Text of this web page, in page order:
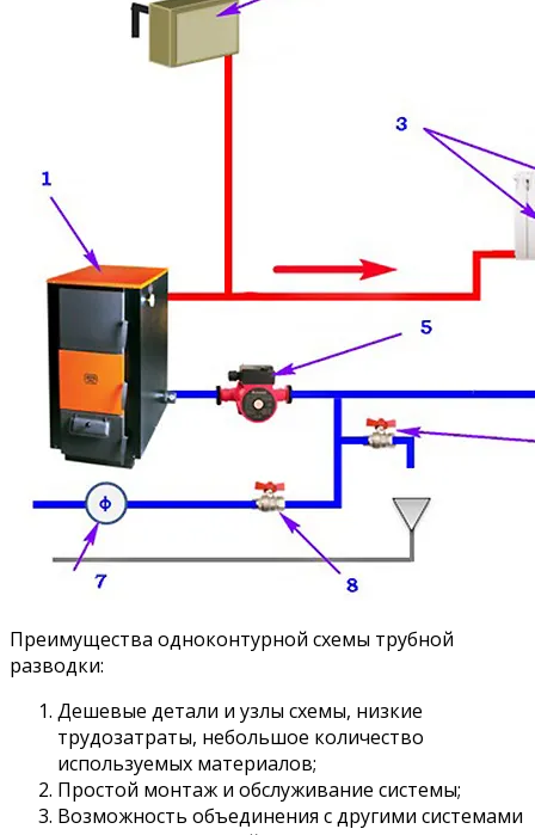
Преимущества одноконтурной схемы трубной
разводки:
Дешевые детали и узлы схемы, низкие
трудозатраты, небольшое количество
используемых материалов;
Простой монтаж и обслуживание системы;
Возможность объединения с другими системами